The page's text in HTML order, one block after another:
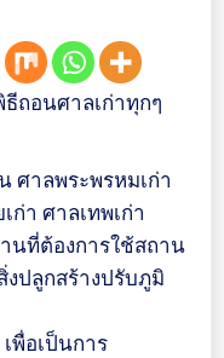
ถอนศาลเก่าทุกๆ
ศาลพระพรหมเก่า
ก่า ศาลเทพเก่า
นที่ต้องการใช้สถาน
ปลูกสร้างปรับภูมิ
พื่อเป็นการ